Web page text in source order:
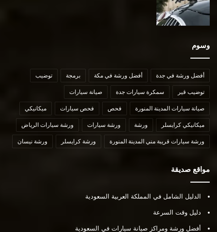
وسوم
أفضل ورشة في جدة أفضل ورشة في مكة برمجة توضيب
توضيب قير سمكرة سيارات جدة صيانة سيارات
صيانة سيارات المدينة المنورة فحص فحص سيارات ميكانيكي
ميكانيكي كرايسلر ورشة ورشة سيارات ورشة سيارات الرياض
ورشة سيارات قريبة مني المدينة المنورة ورشة كرايسلر ورشة نيسان
مواقع صديقة
الدليل الشامل في المملكة العربية السعودية
دليل وقت السرعة
أفضل ورشة ومراكز صيانة سيارات في السعودية